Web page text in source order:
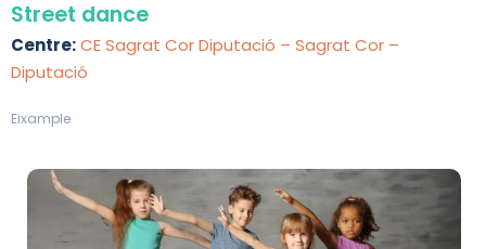
Street dance
Centre:CE Sagrat Cor Diputació – Sagrat Cor –
Diputació
Eixample